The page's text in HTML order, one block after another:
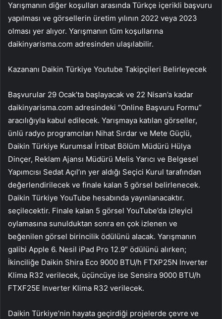
Yarışmanın diğer koşulları arasında Türkçe içerikli başvuru
yapılması ve görsellerin üretim yılının 2022 veya 2023
olması yer alıyor. Yarışmanın tüm koşullarına
daikinyarisma.com adresinden ulaşılabilir.
Kazananı Daikin Türkiye Youtube Takipçileri Belirleyecek
Başvurular 29 Ocak’ta başlayacak ve 22 Nisan’a kadar
daikinyarisma.com adresindeki “Online Başvuru Formu”
aracılığıyla kabul edilecek. Yarışmaya katılan görseller,
ünlü radyo programcıları Nihat Sırdar ve Mete Güçlü,
Daikin Türkiye Kurumsal İrtibat Bölüm Müdürü Hülya
Dinçer, Reklam Ajansı Müdürü Melis Yarıcı ve Belgesel
Yapımcısı Sedat Açıl’ın yer aldığı Seçici Kurul tarafından
değerlendirilecek ve finale kalan 5 görsel belirlenecek.
Daikin Türkiye YouTube hesabında yayınlanacaktır.
seçilecektir. Finale kalan 5 görsel YouTube’da izleyici
oylamasına sunulduktan sonra en çok izlenen ve
beğenilen görsel birincilik ödülünü alacak. Yarışmanın
galibi Apple 6. Nesil iPad Pro 12.9″ ödülünü alırken;
İkinciliğe Daikin Shira Eco 9000 BTU/h FTXP25N Inverter
Klima R32 verilecek, üçüncüye ise Sensira 9000 BTU/h
FTXF25E Inverter Klima R32 verilecek.
Daikin Türkiye’nin hayata geçirdiği projelerde çevre ve